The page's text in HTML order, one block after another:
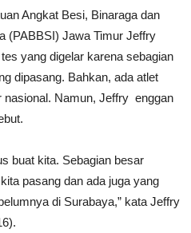
Angkat Besi, Binaraga dan
(PABBSI) Jawa Timur Jeffry
yang digelar karena sebagian
dipasang. Bahkan, ada atlet
nasional. Namun, Jeffry enggan
buat kita. Sebagian besar
pasang dan ada juga yang
di Surabaya,” kata Jeffry